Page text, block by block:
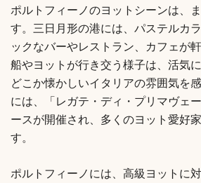
ポルトフィーノのヨットシーンは、
す。三日月形の港には、パステルカ
ックなバーやレストラン、カフェが
船やヨットが行き交う様子は、活気
どこか懐かしいイタリアの雰囲気を
には、「レガテ・ディ・プリマヴェ
ースが開催され、多くのヨット愛好
す。
ポルトフィーノには、高級ヨットに